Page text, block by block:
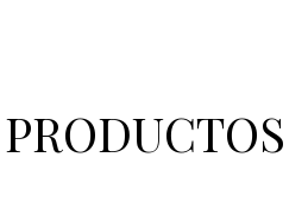
PRODUCTOS